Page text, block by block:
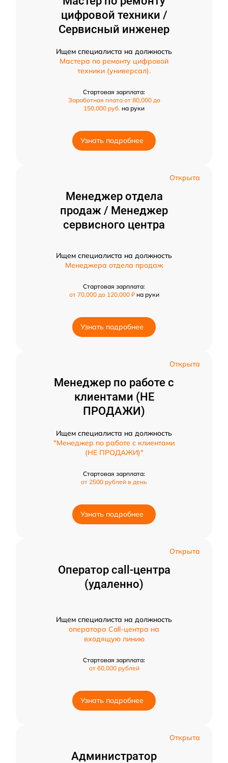
цифровой техники /
Сервисный инженер
Ищем специалиста на должность
Мастера по ремонту цифровой
техники (универсал).
Стартовая зарплата:
Заработная плата от 80,000 до
150,000 руб. на руки
Узнать подробнее
Открыта
Менеджер отдела
продаж / Менеджер
сервисного центра
Ищем специалиста на должность
Менеджера отдела продаж
Стартовая зарплата:
от 70,000 до 120,000 ₽ на руки
Узнать подробнее
Открыта
Менеджер по работе с
клиентами (НЕ
ПРОДАЖИ)
Ищем специалиста на должность
"Менеджер по работе с клиентами
(НЕ ПРОДАЖИ)"
Стартовая зарплата:
от 2500 рублей в день
Узнать подробнее
Открыта
Оператор call-центра
(удаленно)
Ищем специалиста на должность
оператора Call-центра на
входящую линию
Стартовая зарплата:
от 60,000 рублей
Узнать подробнее
Открыта
Администратор